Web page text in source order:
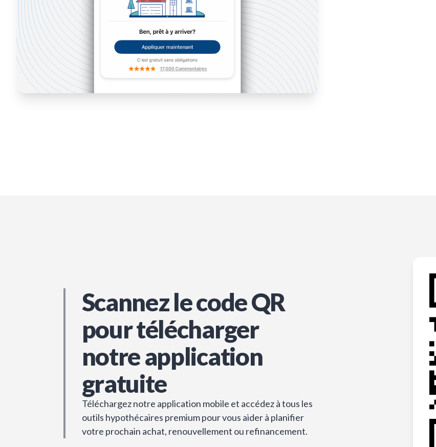
Scannez le code QR
pour télécharger
notre application
gratuite
Téléchargez notre application mobile et accédez à tous les
outils hypothécaires premium pour vous aider à planifier
votre prochain achat, renouvellement ou refinancement.